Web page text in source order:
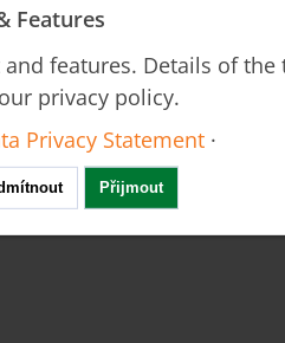
Features
features. Details of the
privacy policy.
Privacy Statement ·
Přijmout